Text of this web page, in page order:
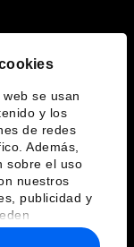
se usan
y los
de redes
Además,
sobre el uso
nuestros
publicidad y
que les